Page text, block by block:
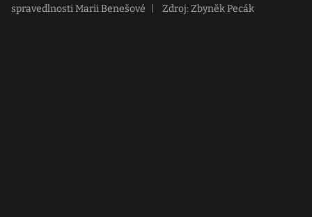
spravedlnosti Marii Benešové
Zdroj: Zbyněk Pecák